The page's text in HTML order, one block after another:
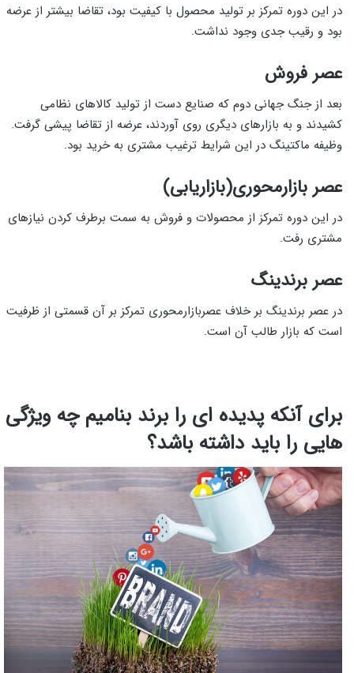
در این دوره تمرکز بر تولید محصول با کیفیت بود، تقاضا بیشتر از عرضه
بود و رقیب جدی وجود نداشت.
عصر فروش
بعد از جنگ جهانی دوم که صنایع دست از تولید کالاهای نظامی
کشیدند و به بازارهای دیگری روی آوردند، عرضه از تقاضا پیشی گرفت.
وظیفه ماکتینگ در این شرایط ترغیب مشتری به خرید بود.
عصر بازارمحوری(بازاریابی)
در این دوره تمرکز از محصولات و فروش به سمت برطرف کردن نیازهای
مشتری رفت.
عصر برندینگ
در عصر برندینگ بر خلاف عصربازارمحوری تمرکز بر آن قسمتی از ظرفیت
است که بازار طالب آن است.
برای آنکه پدیده ای را برند بنامیم چه ویژگی
هایی را باید داشته باشد؟